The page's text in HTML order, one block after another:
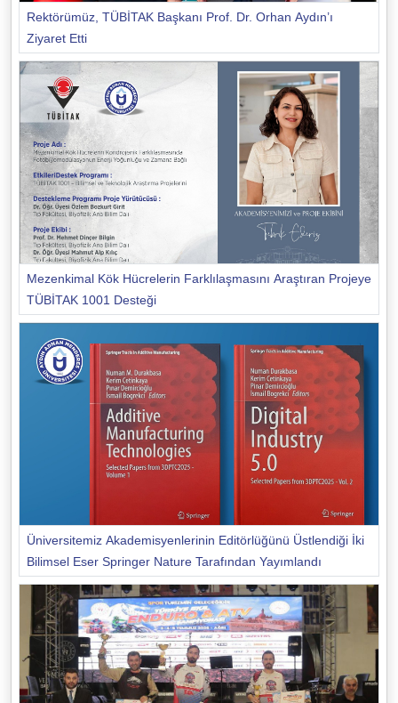
Rektörümüz, TÜBİTAK Başkanı Prof. Dr. Orhan Aydın’ı
Ziyaret Etti
Mezenkimal Kök Hücrelerin Farklılaşmasını Araştıran Projeye
TÜBİTAK 1001 Desteği
Üniversitemiz Akademisyenlerinin Editörlüğünü Üstlendiği İki
Bilimsel Eser Springer Nature Tarafından Yayımlandı